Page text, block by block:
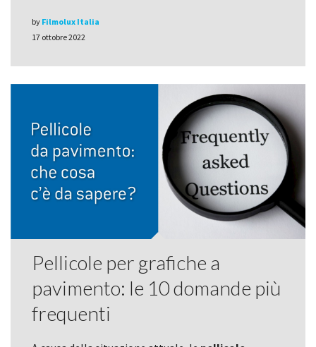
by Filmolux Italia
17 ottobre 2022
Pellicole per grafiche a
pavimento: le 10 domande più
frequenti